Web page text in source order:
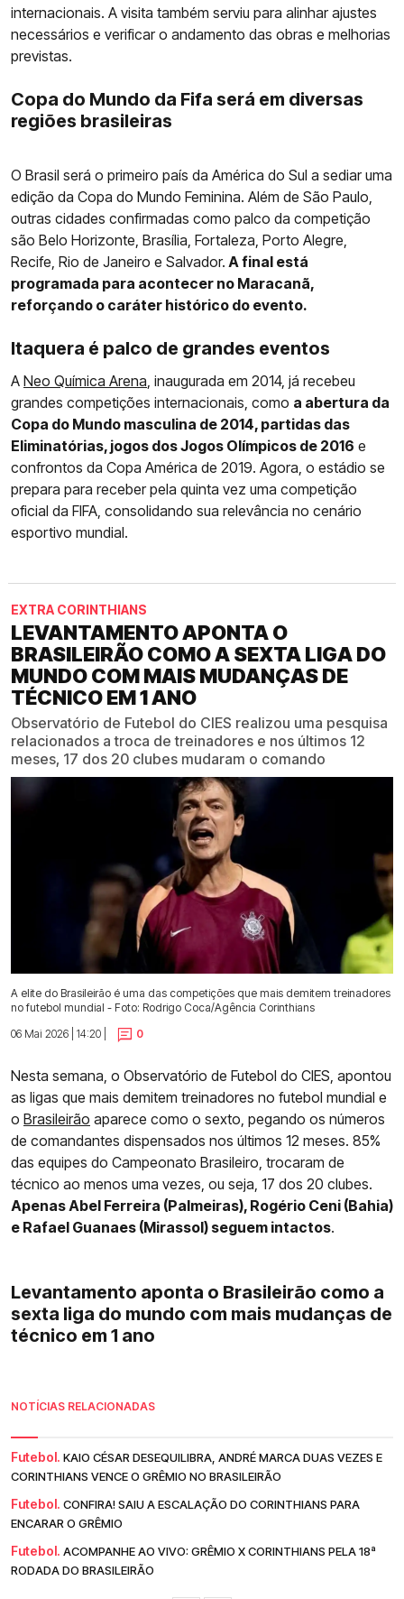
internacionais. A visita também serviu para alinhar ajustes
necessários e verificar o andamento das obras e melhorias
previstas.
Copa do Mundo da Fifa será em diversas
regiões brasileiras
O Brasil será o primeiro país da América do Sul a sediar uma
edição da Copa do Mundo Feminina. Além de São Paulo,
outras cidades confirmadas como palco da competição
são Belo Horizonte, Brasília, Fortaleza, Porto Alegre,
Recife, Rio de Janeiro e Salvador. A final está
programada para acontecer no Maracanã,
reforçando o caráter histórico do evento.
Itaquera é palco de grandes eventos
A Neo Química Arena , inaugurada em 2014, já recebeu
grandes competições internacionais, como a abertura da
Copa do Mundo masculina de 2014, partidas das
Eliminatórias, jogos dos Jogos Olímpicos de 2016 e
confrontos da Copa América de 2019. Agora, o estádio se
prepara para receber pela quinta vez uma competição
oficial da FIFA, consolidando sua relevância no cenário
esportivo mundial.
EXTRA CORINTHIANS
LEVANTAMENTO APONTA O
BRASILEIRÃO COMO A SEXTA LIGA DO
MUNDO COM MAIS MUDANÇAS DE
TÉCNICO EM 1 ANO
Observatório de Futebol do CIES realizou uma pesquisa
relacionados a troca de treinadores e nos últimos 12
meses, 17 dos 20 clubes mudaram o comando
A elite do Brasileirão é uma das competições que mais demitem treinadores
no futebol mundial - Foto: Rodrigo Coca/Agência Corinthians
06 Mai 2026 | 14:20 |
0
Nesta semana, o Observatório de Futebol do CIES, apontou
as ligas que mais demitem treinadores no futebol mundial e
o Brasileirão aparece como o sexto, pegando os números
de comandantes dispensados nos últimos 12 meses. 85%
das equipes do Campeonato Brasileiro, trocaram de
técnico ao menos uma vezes, ou seja, 17 dos 20 clubes.
Apenas Abel Ferreira (Palmeiras), Rogério Ceni (Bahia)
e Rafael Guanaes (Mirassol) seguem intactos.
Levantamento aponta o Brasileirão como a
sexta liga do mundo com mais mudanças de
técnico em 1 ano
NOTÍCIAS RELACIONADAS
Futebol. KAIO CÉSAR DESEQUILIBRA, ANDRÉ MARCA DUAS VEZES E
CORINTHIANS VENCE O GRÊMIO NO BRASILEIRÃO
Futebol. CONFIRA! SAIU A ESCALAÇÃO DO CORINTHIANS PARA
ENCARAR O GRÊMIO
Futebol. ACOMPANHE AO VIVO: GRÊMIO X CORINTHIANS PELA 18ª
RODADA DO BRASILEIRÃO